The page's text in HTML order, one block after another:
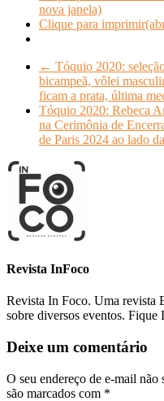
nova janela)
Clique para
← Tóquio 2020:
bicampeã, vôlei
ficam a prata, última
Tóquio 2020: Rebeca
na Cerimônia de
de Paris 2024 ao lado
Revista InFoco
Revista In Foco. Uma revista
sobre diversos eventos. Fique
Deixe um comentário
O seu endereço de e-mail não
são marcados com *